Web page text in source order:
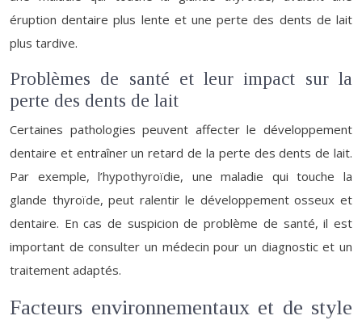
éruption dentaire plus lente et une perte des dents de lait
plus tardive.
Problèmes de santé et leur impact sur la
perte des dents de lait
Certaines pathologies peuvent affecter le développement
dentaire et entraîner un retard de la perte des dents de lait.
Par exemple, l’hypothyroïdie, une maladie qui touche la
glande thyroïde, peut ralentir le développement osseux et
dentaire. En cas de suspicion de problème de santé, il est
important de consulter un médecin pour un diagnostic et un
traitement adaptés.
Facteurs environnementaux et de style